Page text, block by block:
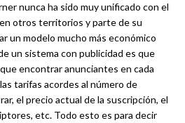
nunca ha sido muy unificado con el
otros territorios y parte de su
un modelo mucho más económico
un sistema con publicidad es que
encontrar anunciantes en cada
tarifas acordes al número de
el precio actual de la suscripción, el
etc. Todo esto es para decir